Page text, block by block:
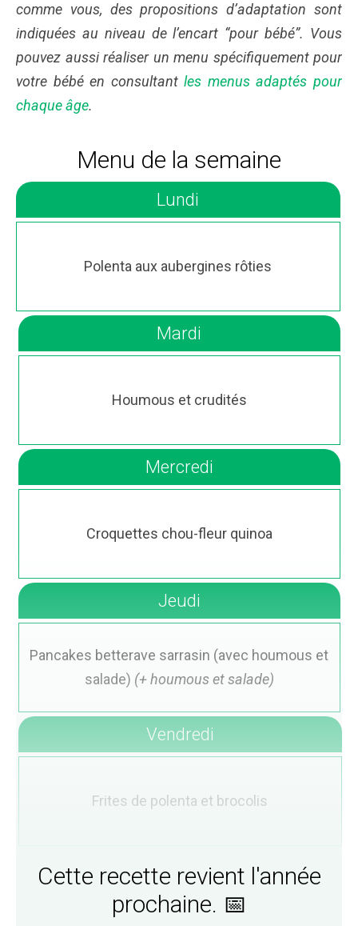
comme vous, des propositions d’adaptation sont
indiquées au niveau de l’encart “pour bébé”. Vous
pouvez aussi réaliser un menu spécifiquement pour
votre bébé en consultantles menus adaptés pour
chaque âge.
Menu de la semaine
Lundi
Polenta aux aubergines rôties
Mardi
Houmous et crudités
Mercredi
Croquettes chou-fleur quinoa
Jeudi
Pancakes betterave sarrasin (avec houmous et
salade) (+ houmous et salade)
Vendredi
Frites de polenta et brocolis
Cette recette revient l'année
prochaine. 📅